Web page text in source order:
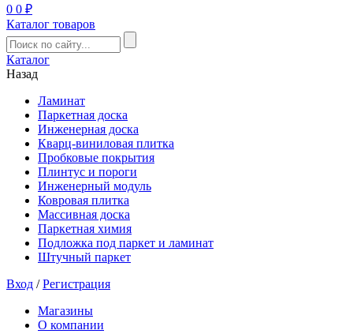
0 0 ₽
Каталог товаров
Каталог
Назад
Ламинат
Паркетная доска
Инженерная доска
Кварц-виниловая плитка
Пробковые покрытия
Плинтус и пороги
Инженерный модуль
Ковровая плитка
Массивная доска
Паркетная химия
Подложка под паркет и ламинат
Штучный паркет
Вход /Регистрация
Магазины
О компании